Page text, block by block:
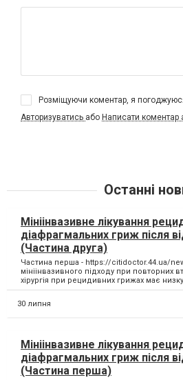
Розміщуючи коментар, я
Авторизуватись або Написати коментар
Останні
Мініінвазивне лікування
діафрагмальних гриж після
(Частина друга)
Частина перша - https://citidoctor.44.ua/
мініінвазивного підходу при повторних
хірургія при рецидивних грижах має
30 липня
Мініінвазивне лікування
діафрагмальних гриж після
(Частина перша)